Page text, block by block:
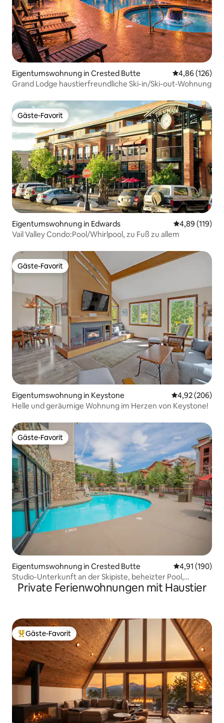
Eigentumswohnung in Crested Butte
4,86 (126)
Grand Lodge haustierfreundliche Ski-in/Ski-out-Wohnung
Gäste-Favorit
Gäste-Favorit
Eigentumswohnung in Edwards
4,89 (119)
Vail Valley Condo:Pool/Whirlpool, zu Fuß zu allem
Gäste-Favorit
Gäste-Favorit
Eigentumswohnung in Keystone
4,92 (206)
Helle und geräumige Wohnung im Herzen von Keystone!
Gäste-Favorit
Gäste-Favorit
Eigentumswohnung in Crested Butte
4,91 (190)
Studio-Unterkunft an der Skipiste, beheizter Pool,
Whirlpool und Fitnessraum
Private Ferienwohnungen mit Haustier
Beliebter Gäste-Favorit.
Gäste-Favorit